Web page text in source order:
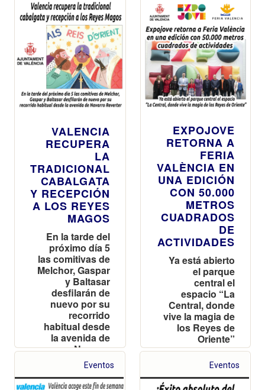
VALENCIA
RECUPERA
LA
TRADICIONAL
CABALGATA
Y RECEPCIÓN
A LOS REYES
MAGOS
En la tarde del
próximo día 5
las comitivas de
Melchor, Gaspar
y Baltasar
desfilarán de
nuevo por su
recorrido
habitual desde
la avenida de
Navarro
Reverter
EXPOJOVE
RETORNA A
FERIA
VALÈNCIA EN
UNA EDICIÓN
CON 50.000
METROS
CUADRADOS
DE
ACTIVIDADES
Ya está abierto
el parque
central el
espacio “La
Central, donde
vive la magia de
los Reyes de
Oriente”
Eventos Eventos